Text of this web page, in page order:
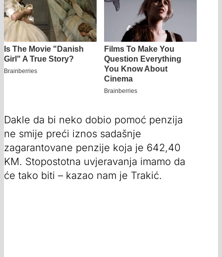
Dakle da bi neko dobio pomoć penzija
ne smije preći iznos sadašnje
zagarantovane penzije koja je 642,40
KM. Stopostotna uvjeravanja imamo da
će tako biti – kazao nam je Trakić.